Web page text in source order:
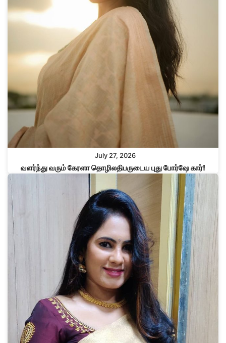
July 27, 2026
வளர்ந்து வரும் கேரளா தொழிலதிபருடைய புது போர்ஷே கார்!